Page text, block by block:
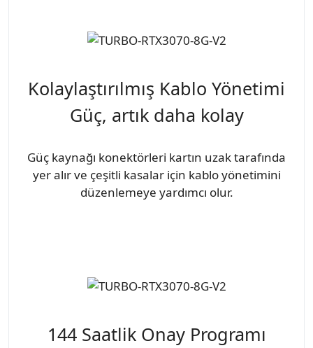
Kolaylaştırılmış Kablo Yönetimi
Güç, artık daha kolay
Güç kaynağı konektörleri kartın uzak tarafında
yer alır ve çeşitli kasalar için kablo yönetimini
düzenlemeye yardımcı olur.
144 Saatlik Onay Programı